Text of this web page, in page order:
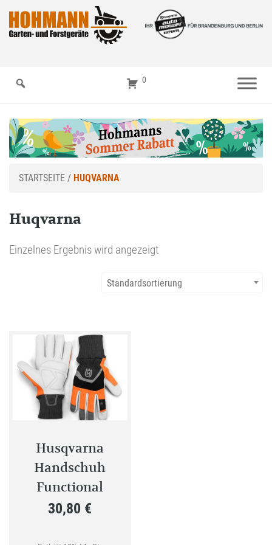
0
STARTSEITE / HUQVARNA
Huqvarna
Einzelnes Ergebnis wird angezeigt
Standardsortierung
Husqvarna
Handschuh
Functional
30,80 €